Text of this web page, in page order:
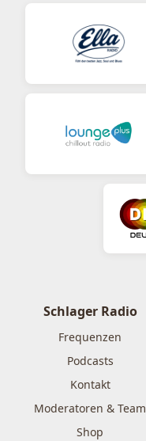
Schlager Radio
Frequenzen
Podcasts
Kontakt
Moderatoren & Team
Shop